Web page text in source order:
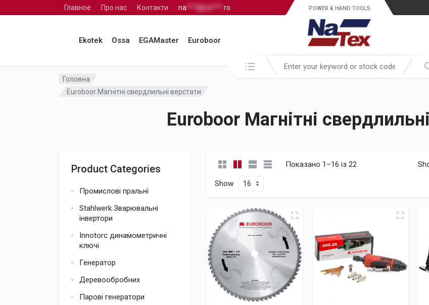
Главное Про нас Контакти na ***@na***. ro
Ekotek Ossa EGAMaster Euroboor
POWER & HAND TOOLS
Search in:
Головна
Euroboor Магнітні свердлильні верстати
Euroboor Магнітні
Product Categories
Промислові пральні
Stahlwerk Зварювальні
інвертори
Innotorc динамометричні
ключі
Генератор
Деревообробних
Парові генератори
Показано 1–16 із 22
Show